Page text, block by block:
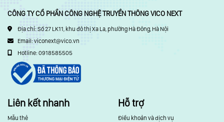
CÔNG TY CỔ PHẦN CÔNG NGHỆ TRUYỀN THÔNG VICO NEXT
Địa chỉ: Số 27 LK11, khu đô thị Xa La, phường Hà Đông, Hà Nội
Email: viconext@vico.vn
Hotline: 0918585505
Liên kết nhanh
Mẫu thẻ
Hỗ trợ
Điều khoản và dịch vụ